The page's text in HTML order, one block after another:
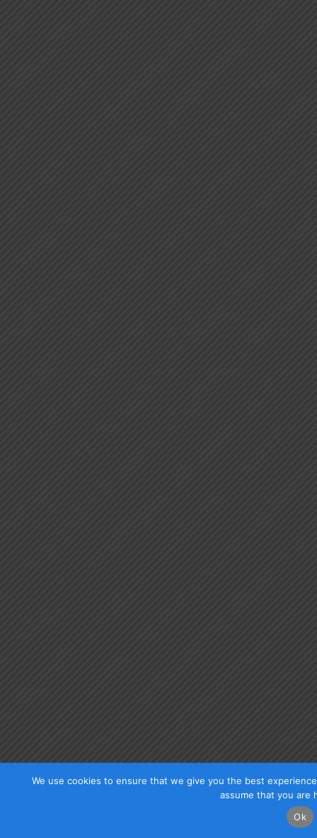
We use cookies to ensure that we give you the best
assume that you are
Ok